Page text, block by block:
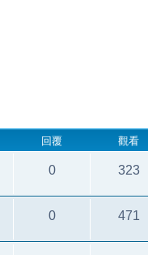
回覆 觀看
0 323
0 471